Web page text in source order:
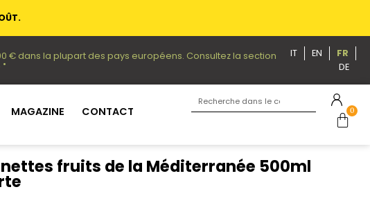
€ dans la plupart des pays européens. Consultez la section IT EN
FR
DE
MAGAZINE CONTACT 0
fruits de la Méditerranée 500ml